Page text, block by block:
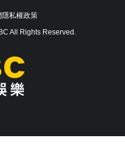
隱私權政策
All Rights Reserved.